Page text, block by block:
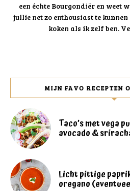
een échte Bourgondiër en weet
jullie net zo enthousiast te
koken als ik zelf ben.
MIJN FAVO RECEPTEN
Taco’s met vega
avocado &
Licht pittige
oregano